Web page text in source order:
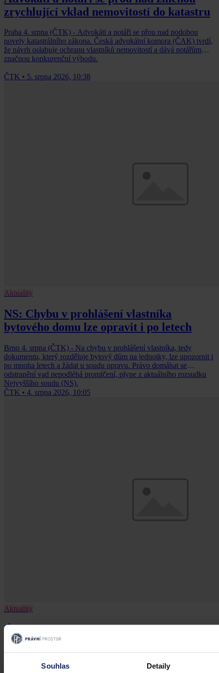
Souhlas Detaily
zrychlující vklad nemovitostí do katastru
Praha 4. srpna (ČTK) - Advokáti a notáři se přou nad podobou
novely katastrálního zákona. Česká advokátní komora (ČAK) tvrdí,
že návrh oslabuje ochranu vlastníků nemovitostí a dává notářům
značnou konkurenční výhodu.
ČTK • 5. srpna 2026, 10:38
Aktuality
NS: Chybu v prohlášení vlastníka
bytového domu lze opravit i po letech
Brno 4. srpna (ČTK) - Na chybu v prohlášení vlastníka, tedy
dokumentu, který rozděluje bytový dům na jednotky, lze upozornit i
po mnoha letech a žádat u soudu opravu. Právo domáhat se
odstranění vad nepodléhá promlčení, plyne z aktuálního rozsudku
Nejvyššího soudu (NS).
ČTK • 4. srpna 2026, 10:05
Aktuality
Úkladná vražda a některé další činy by
mohly být nepromlčitelné, navrhla